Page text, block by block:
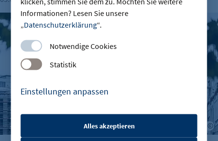
Informationen? Lesen Sie unsere
„Datenschutzerklärung“.
Notwendige Cookies
Statistik
Einstellungen anpassen
etracker Sitzungs-Cookie
Alles akzeptieren
Berliner Immobilienmarkt 2025: Mehr Verkäufe und stabile